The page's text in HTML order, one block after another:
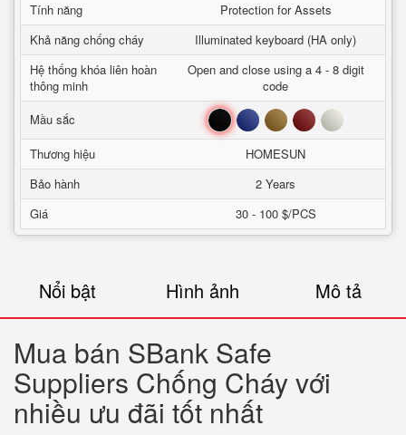
Tính năng
Protection for Assets
Khả năng chống cháy
Illuminated keyboard (HA only)
Hệ thống khóa liên hoàn
thông minh
Open and close using a 4 - 8 digit
code
Mầu sắc
Đen Xanh Nâu Đỏ Trắng
Thương hiệu
HOMESUN
Bảo hành
2 Years
Giá
30 - 100 $/PCS
Nổi bật Hình ảnh Mô tả
Mua bán SBank Safe
Suppliers Chống Cháy với
nhiều ưu đãi tốt nhất